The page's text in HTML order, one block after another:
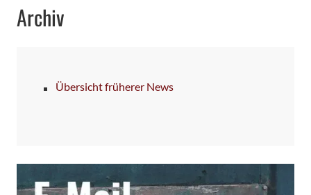
Archiv
Übersicht früherer News